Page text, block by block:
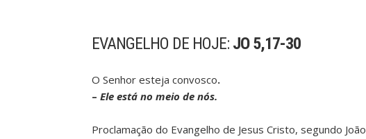
EVANGELHO DE HOJE: JO 5,17-30
O Senhor esteja convosco.
– Ele está no meio de nós.
Proclamação do Evangelho de Jesus Cristo, segundo João